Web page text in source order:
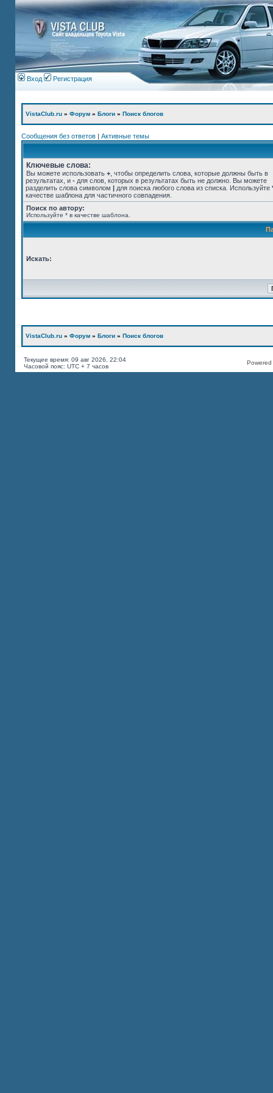
Вход Регистрация
VistaClub.ru » Форум » Блоги » Поиск блогов
Сообщения без ответов | Активные темы
Ключевые слова:
Вы можете использовать + , чтобы определить слова, которые должны быть в
результатах, и - для слов, которых в результатах быть не должно. Вы можете
разделить слова символом | для поиска любого слова из списка. Используйте
качестве шаблона для частичного совпадения.
Поиск по автору:
Используйте * в качестве шаблона.
Искать:
VistaClub.ru » Форум » Блоги » Поиск блогов
Текущее время: 09 авг 2026, 22:04
Часовой пояс: UTC + 7 часов